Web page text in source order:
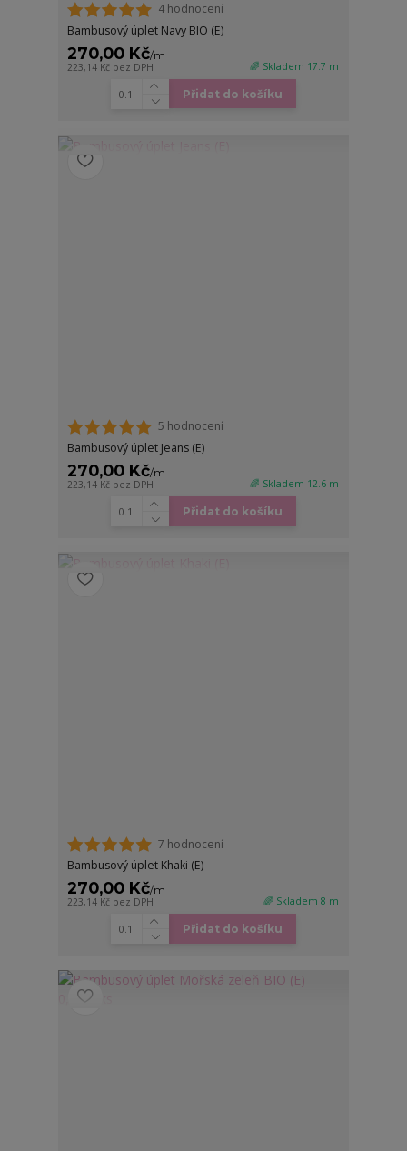
4 hodnocení
Bambusový úplet Navy BIO (E)
270,00 Kč/m
223,14 Kč bez DPH 🌈 Skladem 17.7 m
Přidat do košíku
5 hodnocení
Bambusový úplet Jeans (E)
270,00 Kč/m
223,14 Kč bez DPH 🌈 Skladem 12.6 m
Přidat do košíku
7 hodnocení
Bambusový úplet Khaki (E)
270,00 Kč/m
223,14 Kč bez DPH 🌈 Skladem 8 m
Přidat do košíku